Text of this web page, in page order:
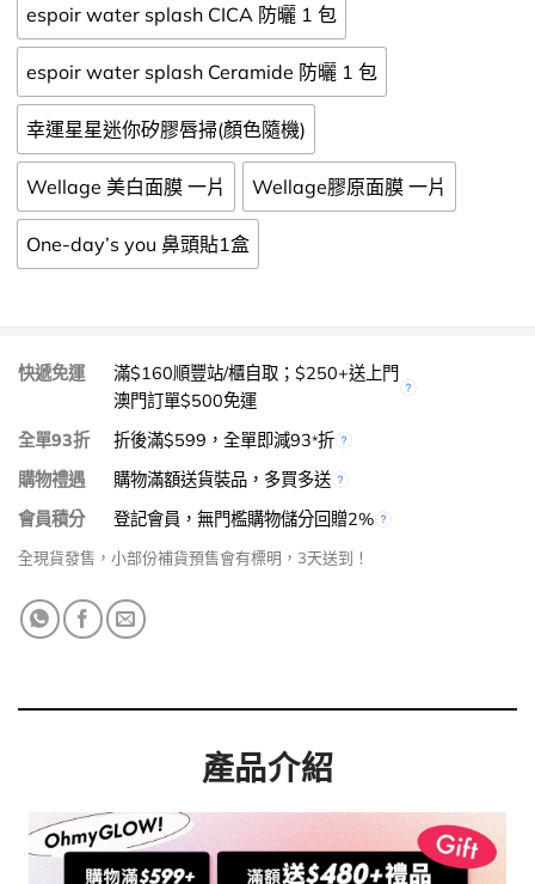
espoir water splash CICA 防曬 1 包
espoir water splash Ceramide 防曬 1 包
幸運星星迷你矽膠唇掃(顏色隨機)
Wellage 美白面膜 一片 Wellage膠原面膜 一片
One-day’s you 鼻頭貼1盒
快遞免運
滿$160順豐站/櫃自取；$250+送上門
澳門訂單$500免運
全單93折
折後滿$599，全單即減93*折
購物禮遇
購物滿額送貨裝品，多買多送
會員積分
登記會員，無門檻購物儲分回贈2%
全現貨發售，小部份補貨預售會有標明，3天送到！
產品介紹